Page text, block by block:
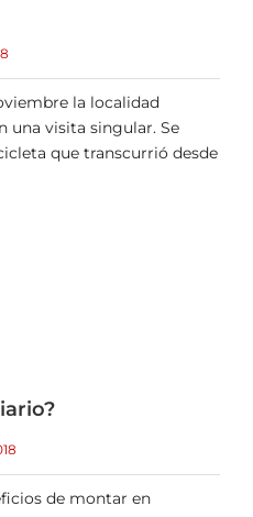
la localidad
una visita singular. Se
que transcurrió desde
de montar en